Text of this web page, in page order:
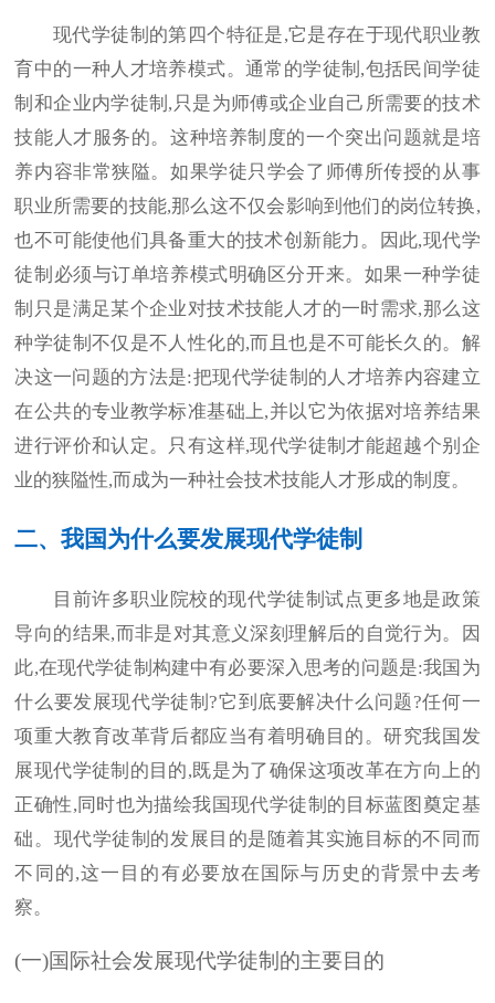
现代学徒制的第四个特征是,它是存在于现代职业教
育中的一种人才培养模式。通常的学徒制,包括民间学徒
制和企业内学徒制,只是为师傅或企业自己所需要的技术
技能人才服务的。这种培养制度的一个突出问题就是培
养内容非常狭隘。如果学徒只学会了师傅所传授的从事
职业所需要的技能,那么这不仅会影响到他们的岗位转换,
也不可能使他们具备重大的技术创新能力。因此,现代学
徒制必须与订单培养模式明确区分开来。如果一种学徒
制只是满足某个企业对技术技能人才的一时需求,那么这
种学徒制不仅是不人性化的,而且也是不可能长久的。解
决这一问题的方法是:把现代学徒制的人才培养内容建立
在公共的专业教学标准基础上,并以它为依据对培养结果
进行评价和认定。只有这样,现代学徒制才能超越个别企
业的狭隘性,而成为一种社会技术技能人才形成的制度。
二、我国为什么要发展现代学徒制
目前许多职业院校的现代学徒制试点更多地是政策
导向的结果,而非是对其意义深刻理解后的自觉行为。因
此,在现代学徒制构建中有必要深入思考的问题是:我国为
什么要发展现代学徒制?它到底要解决什么问题?任何一
项重大教育改革背后都应当有着明确目的。研究我国发
展现代学徒制的目的,既是为了确保这项改革在方向上的
正确性,同时也为描绘我国现代学徒制的目标蓝图奠定基
础。现代学徒制的发展目的是随着其实施目标的不同而
不同的,这一目的有必要放在国际与历史的背景中去考
察。
(一)国际社会发展现代学徒制的主要目的